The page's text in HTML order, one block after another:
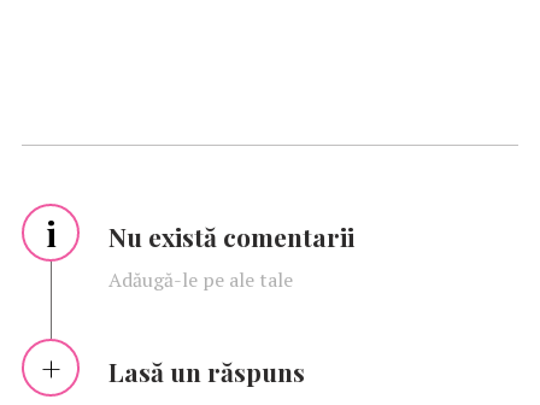
i Nu există comentarii
Adăugă-le pe ale tale
Lasă un răspuns